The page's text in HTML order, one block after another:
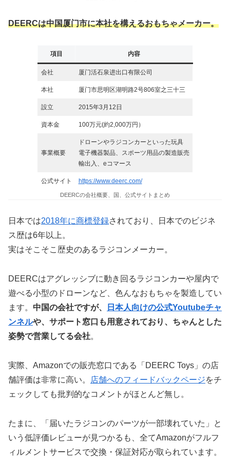
DEERCは中国厦门市に本社を構えるおもちゃメーカー。
項目 内容
会社 厦门活石泉进出口有限公司
本社 厦门市思明区湖明路2号806室之三十三
設立 2015年3月12日
資本金 100万元(約2,000万円）
事業概要
ドローンやラジコンカーといった玩具
電子機器製品、スポーツ用品の製造販売
輸出入、eコマース
公式サイト https://www.deerc.com/
DEERCの会社概要、国、公式サイトまとめ
日本では2018年に商標登録されており、日本でのビジネ
ス歴は6年以上。
実はそこそこ歴史のあるラジコンメーカー。
DEERCはアグレッシブに動き回るラジコンカーや屋内で
遊べる小型のドローンなど、色んなおもちゃを製造してい
ます。 中国の会社ですが、
日本人向けの公式Youtubeチャ
ンネルや、サポート窓口も用意されており、ちゃんとした
姿勢で営業してる会社。
実際、Amazonでの販売窓口である「DEERC Toys」の店
舗評価は非常に高い。
店舗へのフィードバックページをチ
ェックしても批判的なコメントがほとんど無し。
たまに、「届いたラジコンのパーツが一部壊れていた」と
いう低評価レビューが見つかるも、全てAmazonがフルフ
ィルメントサービスで交換・保証対応が取られています。